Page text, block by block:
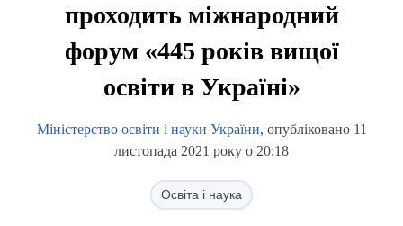
проходить міжнародний
форум «445 років вищої
освіти в Україні»
Міністерство освіти і науки України, опубліковано 11
листопада 2021 року о 20:18
Освіта і наука